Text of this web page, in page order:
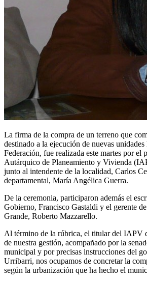
La firma de la compra de un terreno que
destinado a la ejecución de nuevas unidades
Federación, fue realizada este martes por el
Autárquico de Planeamiento y Vivienda
junto al intendente de la localidad, Carlos
departamental, María Angélica Guerra.
De la ceremonia, participaron además el
Gobierno, Francisco Gastaldi y el gerente
Grande, Roberto Mazzarello.
Al término de la rúbrica, el titular del IAPV
de nuestra gestión, acompañado por la
municipal y por precisas instrucciones del
Urribarri, nos ocupamos de concretar la
según la urbanización que ha hecho el